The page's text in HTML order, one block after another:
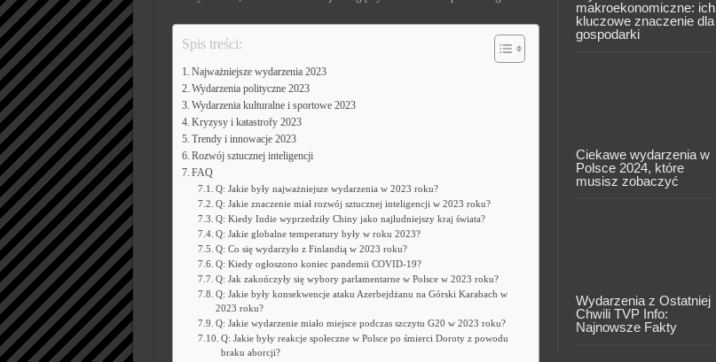
makroekonomiczne: ich
kluczowe znaczenie dla
gospodarki
Ciekawe wydarzenia w
Polsce 2024, które
musisz zobaczyć
Wydarzenia z Ostatniej
Chwili TVP Info:
Najnowsze Fakty
Spis treści:
Najważniejsze wydarzenia 2023
Wydarzenia polityczne 2023
Wydarzenia kulturalne i sportowe 2023
Kryzysy i katastrofy 2023
Trendy i innowacje 2023
Rozwój sztucznej inteligencji
FAQ
Q: Jakie były najważniejsze wydarzenia w 2023 roku?
Q: Jakie znaczenie miał rozwój sztucznej inteligencji w 2023 roku?
Q: Kiedy Indie wyprzedziły Chiny jako najludniejszy kraj świata?
Q: Jakie globalne temperatury były w roku 2023?
Q: Co się wydarzyło z Finlandią w 2023 roku?
Q: Kiedy ogłoszono koniec pandemii COVID-19?
Q: Jak zakończyły się wybory parlamentarne w Polsce w 2023 roku?
Q: Jakie były konsekwencje ataku Azerbejdżanu na Górski Karabach w
2023 roku?
Q: Jakie wydarzenie miało miejsce podczas szczytu G20 w 2023 roku?
Q: Jakie były reakcje społeczne w Polsce po śmierci Doroty z powodu
braku aborcji?